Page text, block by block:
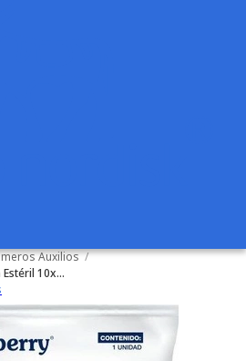
Auxilios /
Apósito Gasa Tejida + Algodón Estéril 10x20cm Bolsa x 10 unidades